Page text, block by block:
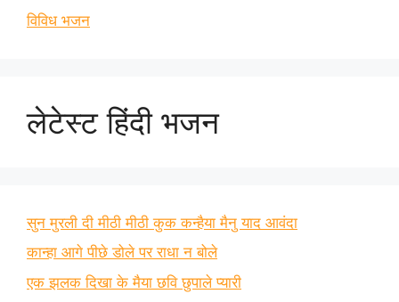
विविध भजन
लेटेस्ट हिंदी भजन
सुन मुरली दी मीठी मीठी कुक कन्हैया मैनु याद आवंदा
कान्हा आगे पीछे डोले पर राधा न बोले
एक झलक दिखा के मैया छवि छुपाले प्यारी